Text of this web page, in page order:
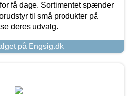
få dage. Sortimentet spænder
til små produkter på
deres udvalg.
på Engsig.dk